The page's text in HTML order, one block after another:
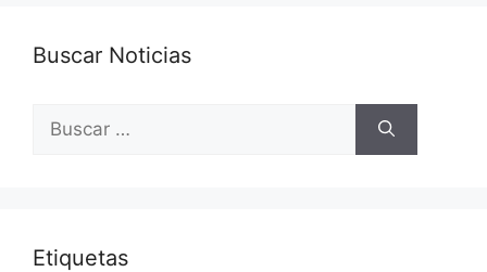
Buscar Noticias
Etiquetas